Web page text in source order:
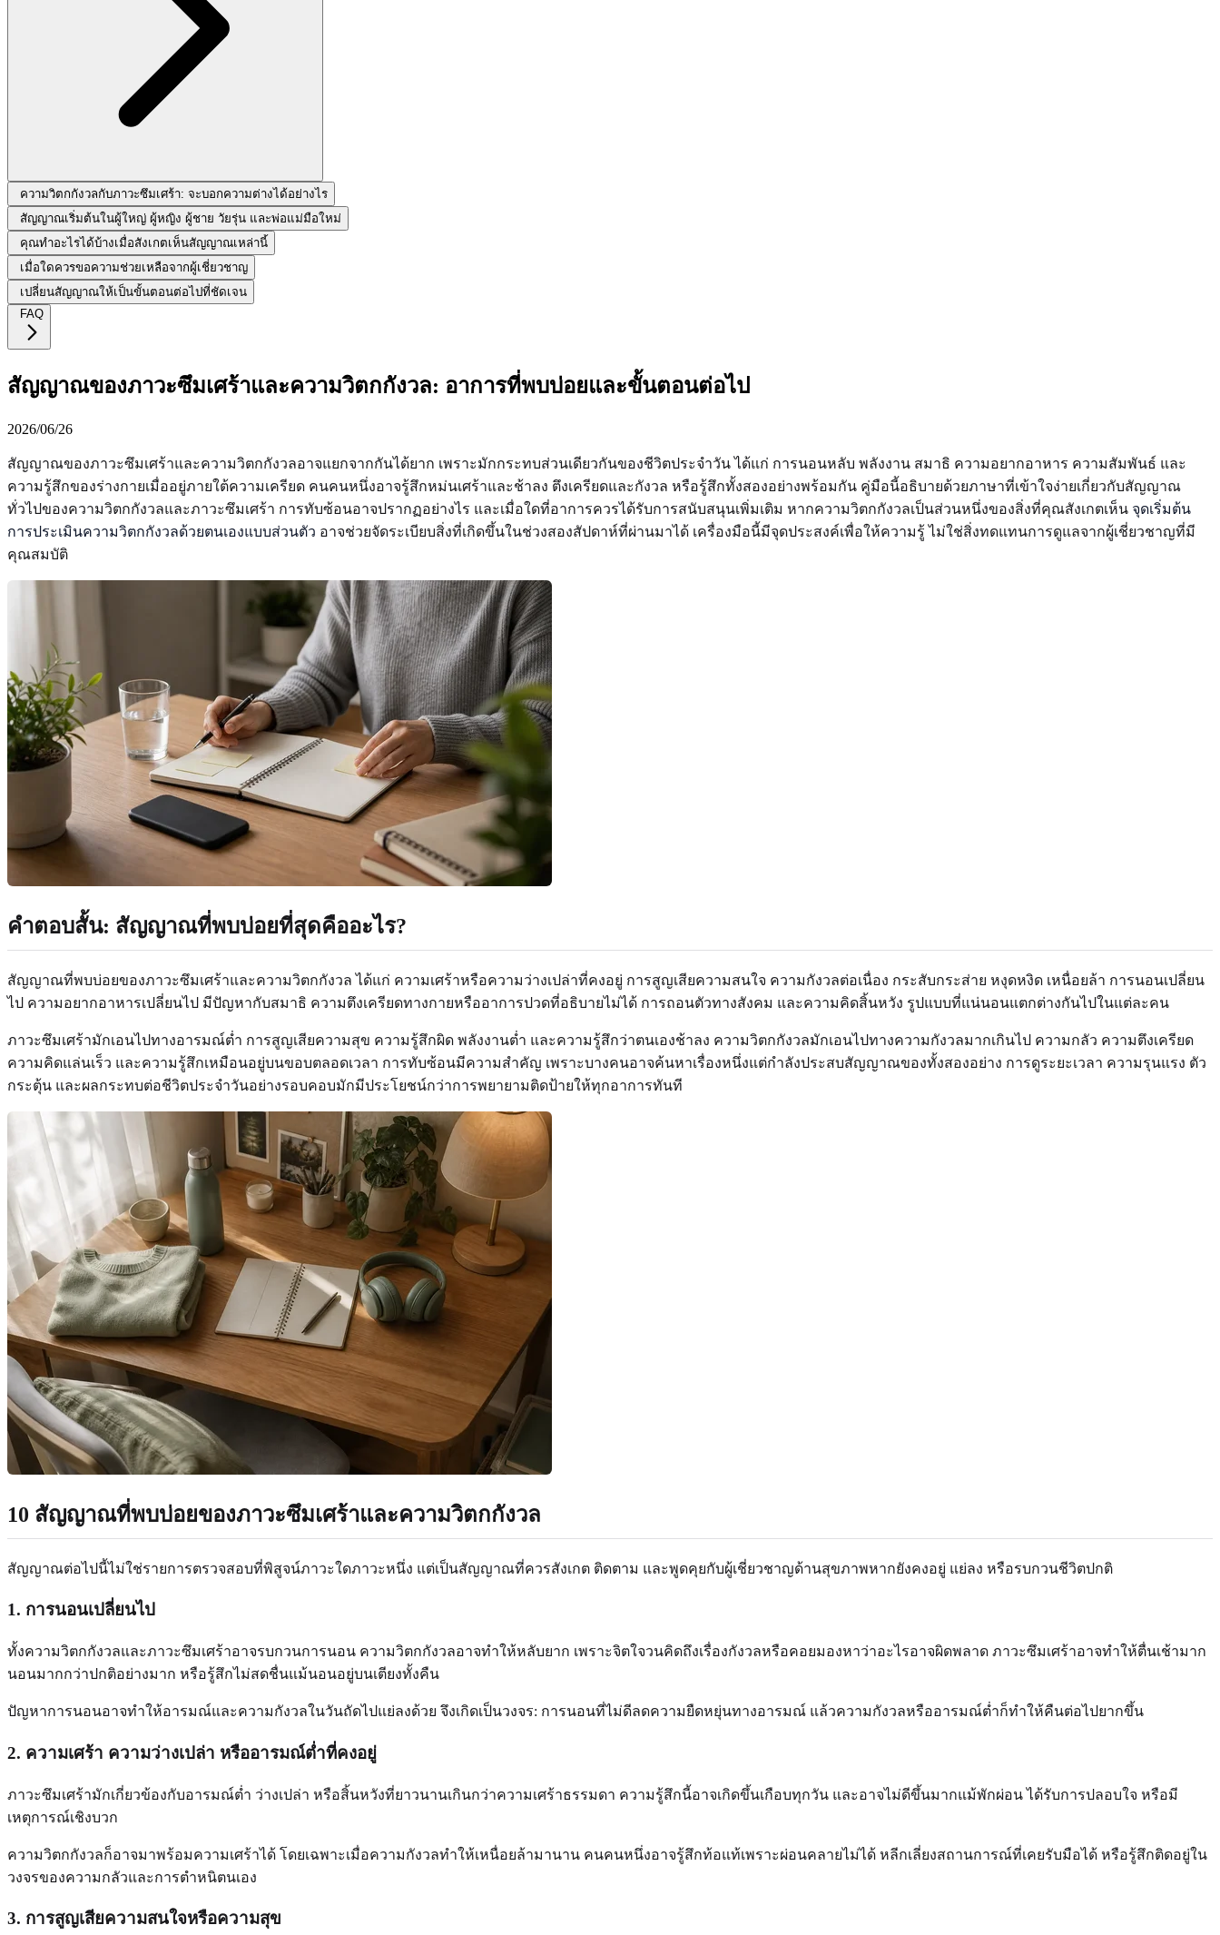
ความวิตกกังวลกับภาวะซึมเศร้า: จะบอกความต่างได้อย่างไร
สัญญาณเริ่มต้นในผู้ใหญ่ ผู้หญิง ผู้ชาย วัยรุ่น และพ่อแม่มือใหม่
คุณทำอะไรได้บ้างเมื่อสังเกตเห็นสัญญาณเหล่านี้
เมื่อใดควรขอความช่วยเหลือจากผู้เชี่ยวชาญ
เปลี่ยนสัญญาณให้เป็นขั้นตอนต่อไปที่ชัดเจน
FAQ
สัญญาณของภาวะซึมเศร้าและความวิตกกังวล: อาการที่พบบ่อยและขั้นตอนต่อไป
2026/06/26
สัญญาณของภาวะซึมเศร้าและความวิตกกังวลอาจแยกจากกันได้ยาก เพราะมักกระทบส่วนเดียวกันของชีวิตประจำวัน ได้แก่ การนอนหลับ พลังงาน สมาธิ ความอยากอาหาร ความสัมพันธ์ และ
ความรู้สึกของร่างกายเมื่ออยู่ภายใต้ความเครียด คนคนหนึ่งอาจรู้สึกหม่นเศร้าและช้าลง ตึงเครียดและกังวล หรือรู้สึกทั้งสองอย่างพร้อมกัน คู่มือนี้อธิบายด้วยภาษาที่เข้าใจง่ายเกี่ยวกับสัญญาณ
ทั่วไปของความวิตกกังวลและภาวะซึมเศร้า การทับซ้อนอาจปรากฏอย่างไร และเมื่อใดที่อาการควรได้รับการสนับสนุนเพิ่มเติม หากความวิตกกังวลเป็นส่วนหนึ่งของสิ่งที่คุณสังเกตเห็น จุดเริ่มต้น
การประเมินความวิตกกังวลด้วยตนเองแบบส่วนตัว อาจช่วยจัดระเบียบสิ่งที่เกิดขึ้นในช่วงสองสัปดาห์ที่ผ่านมาได้ เครื่องมือนี้มีจุดประสงค์เพื่อให้ความรู้ ไม่ใช่สิ่งทดแทนการดูแลจากผู้เชี่ยวชาญที่มี
คุณสมบัติ
คำตอบสั้น: สัญญาณที่พบบ่อยที่สุดคืออะไร?
สัญญาณที่พบบ่อยของภาวะซึมเศร้าและความวิตกกังวล ได้แก่ ความเศร้าหรือความว่างเปล่าที่คงอยู่ การสูญเสียความสนใจ ความกังวลต่อเนื่อง กระสับกระส่าย หงุดหงิด เหนื่อยล้า การนอนเปลี่ยน
ไป ความอยากอาหารเปลี่ยนไป มีปัญหากับสมาธิ ความตึงเครียดทางกายหรืออาการปวดที่อธิบายไม่ได้ การถอนตัวทางสังคม และความคิดสิ้นหวัง รูปแบบที่แน่นอนแตกต่างกันไปในแต่ละคน
ภาวะซึมเศร้ามักเอนไปทางอารมณ์ต่ำ การสูญเสียความสุข ความรู้สึกผิด พลังงานต่ำ และความรู้สึกว่าตนเองช้าลง ความวิตกกังวลมักเอนไปทางความกังวลมากเกินไป ความกลัว ความตึงเครียด
ความคิดแล่นเร็ว และความรู้สึกเหมือนอยู่บนขอบตลอดเวลา การทับซ้อนมีความสำคัญ เพราะบางคนอาจค้นหาเรื่องหนึ่งแต่กำลังประสบสัญญาณของทั้งสองอย่าง การดูระยะเวลา ความรุนแรง ตัว
กระตุ้น และผลกระทบต่อชีวิตประจำวันอย่างรอบคอบมักมีประโยชน์กว่าการพยายามติดป้ายให้ทุกอาการทันที
10 สัญญาณที่พบบ่อยของภาวะซึมเศร้าและความวิตกกังวล
สัญญาณต่อไปนี้ไม่ใช่รายการตรวจสอบที่พิสูจน์ภาวะใดภาวะหนึ่ง แต่เป็นสัญญาณที่ควรสังเกต ติดตาม และพูดคุยกับผู้เชี่ยวชาญด้านสุขภาพหากยังคงอยู่ แย่ลง หรือรบกวนชีวิตปกติ
1. การนอนเปลี่ยนไป
ทั้งความวิตกกังวลและภาวะซึมเศร้าอาจรบกวนการนอน ความวิตกกังวลอาจทำให้หลับยาก เพราะจิตใจวนคิดถึงเรื่องกังวลหรือคอยมองหาว่าอะไรอาจผิดพลาด ภาวะซึมเศร้าอาจทำให้ตื่นเช้ามาก
นอนมากกว่าปกติอย่างมาก หรือรู้สึกไม่สดชื่นแม้นอนอยู่บนเตียงทั้งคืน
ปัญหาการนอนอาจทำให้อารมณ์และความกังวลในวันถัดไปแย่ลงด้วย จึงเกิดเป็นวงจร: การนอนที่ไม่ดีลดความยืดหยุ่นทางอารมณ์ แล้วความกังวลหรืออารมณ์ต่ำก็ทำให้คืนต่อไปยากขึ้น
2. ความเศร้า ความว่างเปล่า หรืออารมณ์ต่ำที่คงอยู่
ภาวะซึมเศร้ามักเกี่ยวข้องกับอารมณ์ต่ำ ว่างเปล่า หรือสิ้นหวังที่ยาวนานเกินกว่าความเศร้าธรรมดา ความรู้สึกนี้อาจเกิดขึ้นเกือบทุกวัน และอาจไม่ดีขึ้นมากแม้พักผ่อน ได้รับการปลอบใจ หรือมี
เหตุการณ์เชิงบวก
ความวิตกกังวลก็อาจมาพร้อมความเศร้าได้ โดยเฉพาะเมื่อความกังวลทำให้เหนื่อยล้ามานาน คนคนหนึ่งอาจรู้สึกท้อแท้เพราะผ่อนคลายไม่ได้ หลีกเลี่ยงสถานการณ์ที่เคยรับมือได้ หรือรู้สึกติดอยู่ใน
วงจรของความกลัวและการตำหนิตนเอง
3. การสูญเสียความสนใจหรือความสุข